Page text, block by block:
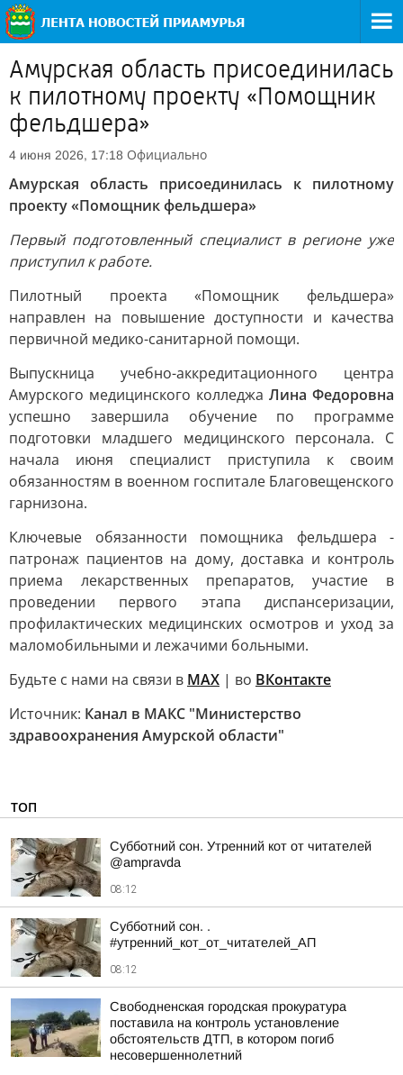
Амурская область присоединилась
к пилотному проекту «Помощник
фельдшера»
4 июня 2026, 17:18 Официально
Амурская область присоединилась к пилотному
проекту «Помощник фельдшера»
Первый подготовленный специалист в регионе уже
приступил к работе.
Пилотный проекта «Помощник фельдшера»
направлен на повышение доступности и качества
первичной медико-санитарной помощи.
Выпускница учебно-аккредитационного центра
Амурского медицинского колледжа Лина Федоровна
успешно завершила обучение по программе
подготовки младшего медицинского персонала. С
начала июня специалист приступила к своим
обязанностям в военном госпитале Благовещенского
гарнизона.
Ключевые обязанности помощника фельдшера -
патронаж пациентов на дому, доставка и контроль
приема лекарственных препаратов, участие в
проведении первого этапа диспансеризации,
профилактических медицинских осмотров и уход за
маломобильными и лежачими больными.
Будьте с нами на связи в МАХ | во ВКонтакте
Источник: Канал в МАКС "Министерство
здравоохранения Амурской области"
ТОП
Субботний сон. Утренний кот от читателей
@ampravda
08:12
Субботний сон. .
#утренний_кот_от_читателей_АП
08:12
Свободненская городская прокуратура
поставила на контроль установление
обстоятельств ДТП, в котором погиб
несовершеннолетний